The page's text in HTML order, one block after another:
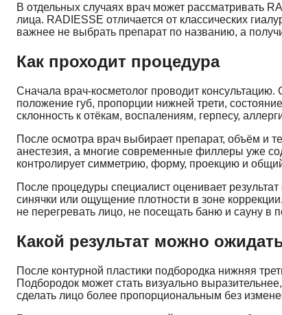
В отдельных случаях врач может рассматривать
лица. RADIESSE отличается от классических
важнее не выбрать препарат по названию, а
Как проходит процедура
Сначала врач-косметолог проводит
положение губ, пропорции нижней трети,
склонность к отёкам, воспалениям, герпесу,
После осмотра врач выбирает препарат, объём и
анестезия, а многие современные филлеры уже
контролирует симметрию, форму, проекцию и
После процедуры специалист оценивает
синячки или ощущение плотности в зоне
не перегревать лицо, не посещать баню и сауну
Какой результат можно
После контурной пластики подбородка нижняя
Подбородок может стать визуально
сделать лицо более пропорциональным без